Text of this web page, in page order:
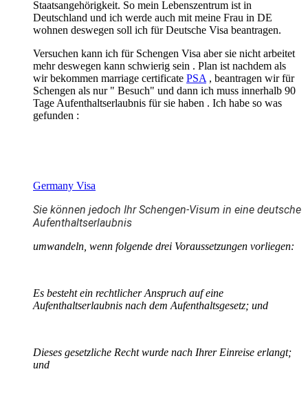
Staatsangehörigkeit. So mein Lebenszentrum ist in
Deutschland und ich werde auch mit meine Frau in DE
wohnen deswegen soll ich für Deutsche Visa beantragen.
Versuchen kann ich für Schengen Visa aber sie nicht arbeitet
mehr deswegen kann schwierig sein . Plan ist nachdem als
wir bekommen marriage certificate PSA , beantragen wir für
Schengen als nur " Besuch" und dann ich muss innerhalb 90
Tage Aufenthaltserlaubnis für sie haben . Ich habe so was
gefunden :
Germany Visa
Sie können jedoch Ihr Schengen-Visum in eine deutsche
Aufenthaltserlaubnis
umwandeln, wenn folgende drei Voraussetzungen vorliegen:
Es besteht ein rechtlicher Anspruch auf eine
Aufenthaltserlaubnis nach dem Aufenthaltsgesetz; und
Dieses gesetzliche Recht wurde nach Ihrer Einreise erlangt;
und